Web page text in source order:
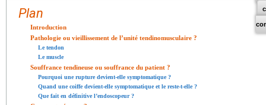
Plan
Introduction
Pathologie ou vieillissement de l’unité tendinomusculaire ?
Le tendon
Le muscle
Souffrance tendineuse ou souffrance du patient ?
Pourquoi une rupture devient-elle symptomatique ?
Quand une coiffe devient-elle symptomatique et le reste-t-elle ?
Que fait en définitive l’endoscopeur ?